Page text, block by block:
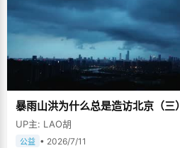
暴雨山洪为什么总是造访北京（三）
UP主: LAO胡
公益 • 2026/7/11